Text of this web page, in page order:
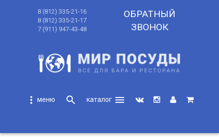
8 (812) 335-21-16
8 (812) 335-21-17
7 (911) 947-43-48
ОБРАТНЫЙ
ЗВОНОК
more_vert search
menu